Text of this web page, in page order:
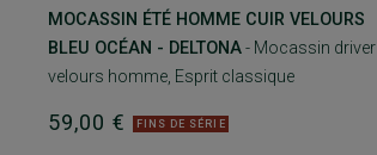
MOCASSIN ÉTÉ HOMME CUIR VELOURS
BLEU OCÉAN - DELTONA- Mocassin driver
velours homme, Esprit classique
59,00 € FINS DE SÉRIE